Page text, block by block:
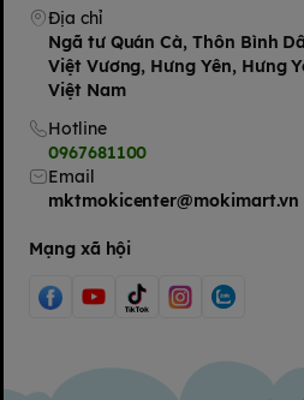
Sữa Ensure nướcbổ sung năng
phát triển trí não và chiều cao.
– Dùng cho người lớn, trẻ còi
– Lắc đều trước khi uống, và
Địa chỉ
Ngã tư Quán Cà, Thôn Bình
Việt Vương, Hưng Yên, Hưng
Việt Nam
Hotline
0967681100
Email
mktmokicenter@mokimart.vn
Mạng xã hội